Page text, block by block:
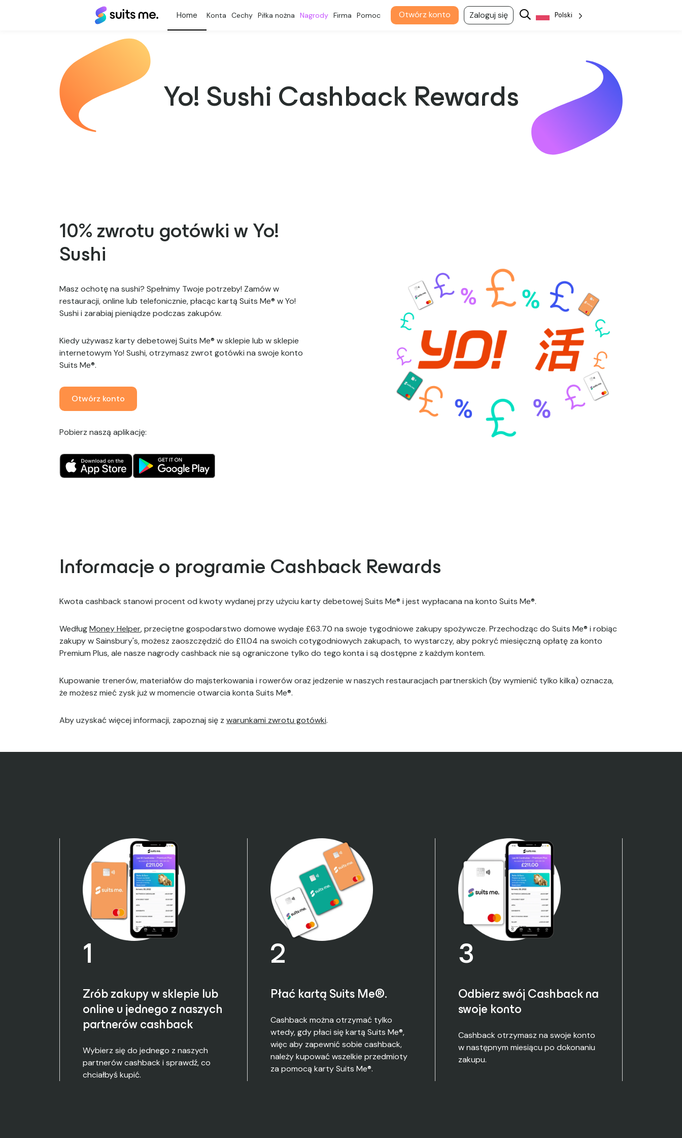
Suits
Me® Konta Cechy Piłka nożna Nagrody Firma Pomoc Otwórz konto Zaloguj się Polski
Yo! Sushi Cashback Rewards
10% zwrotu gotówki w Yo!
Sushi
Masz ochotę na sushi? Spełnimy Twoje potrzeby! Zamów w
restauracji, online lub telefonicznie, płacąc kartą Suits Me® w Yo!
Sushi i zarabiaj pieniądze podczas zakupów.
Kiedy używasz karty debetowej Suits Me® w sklepie lub w sklepie
internetowym Yo! Sushi, otrzymasz zwrot gotówki na swoje konto
Suits Me®.
Otwórz konto
Pobierz naszą aplikację:
Informacje o programie Cashback Rewards
Kwota cashback stanowi procent od kwoty wydanej przy użyciu karty debetowej Suits Me® i jest wypłacana na konto Suits Me®.
WedługMoney Helper, przeciętne gospodarstwo domowe wydaje £63.70 na swoje tygodniowe zakupy spożywcze. Przechodząc do Suits Me® i robiąc
zakupy w Sainsbury's, możesz zaoszczędzić do £11.04 na swoich cotygodniowych zakupach, to wystarczy, aby pokryć miesięczną opłatę za konto
Premium Plus, ale nasze nagrody cashback nie są ograniczone tylko do tego konta i są dostępne z każdym kontem.
Kupowanie trenerów, materiałów do majsterkowania i rowerów oraz jedzenie w naszych restauracjach partnerskich (by wymienić tylko kilka) oznacza,
że możesz mieć zysk już w momencie otwarcia konta Suits Me®.
Aby uzyskać więcej informacji, zapoznaj się z warunkami zwrotu gotówki.
1
Zrób zakupy w sklepie lub
online u jednego z naszych
partnerów cashback
Wybierz się do jednego z naszych
partnerów cashback i sprawdź, co
chciałbyś kupić.
2
Płać kartą Suits Me®.
Cashback można otrzymać tylko
wtedy, gdy płaci się kartą Suits Me®,
więc aby zapewnić sobie cashback,
należy kupować wszelkie przedmioty
za pomocą karty Suits Me®.
3
Odbierz swój Cashback na
swoje konto
Cashback otrzymasz na swoje konto
w następnym miesiącu po dokonaniu
zakupu.